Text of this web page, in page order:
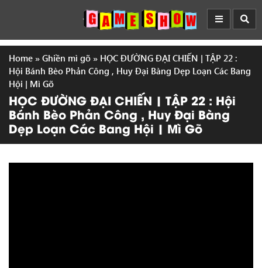
Home » Ghiền mì gõ » HỌC ĐƯỜNG ĐẠI CHIẾN | TẬP 22 :
Hội Bánh Bèo Phản Công , Huy Đại Bàng Dẹp Loạn Các Bang
Hội | Mì Gõ
HỌC ĐƯỜNG ĐẠI CHIẾN | TẬP 22 : Hội
Bánh Bèo Phản Công , Huy Đại Bàng
Dẹp Loạn Các Bang Hội | Mì Gõ